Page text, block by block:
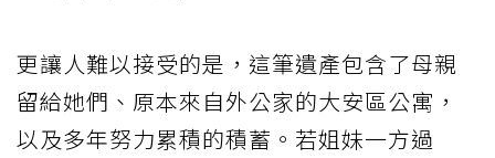
更讓人難以接受的是，這筆遺產包含了母親
留給她們、原本來自外公家的大安區公寓，
以及多年努力累積的積蓄。若姐妹一方過